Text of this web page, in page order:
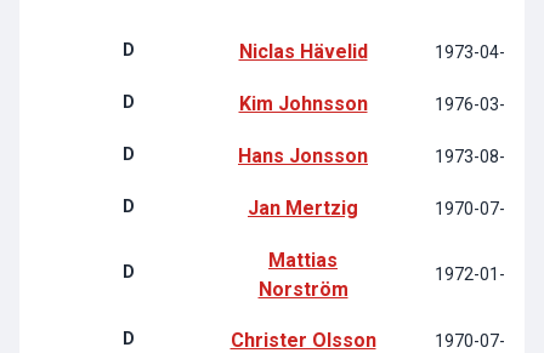
D Niclas Hävelid 1973-04-12
D Kim Johnsson 1976-03-16
D Hans Jonsson 1973-08-02
D Jan Mertzig 1970-07-18
D
Mattias
Norström
1972-01-02
D Christer Olsson 1970-07-24